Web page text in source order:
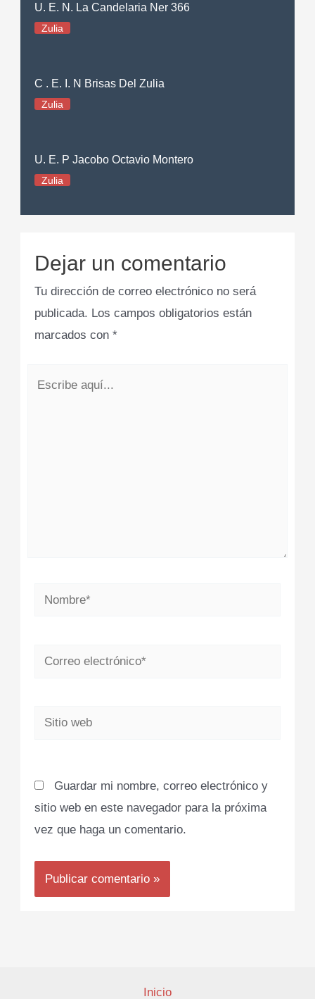
U. E. N. La Candelaria Ner 366
Zulia
C . E. I. N Brisas Del Zulia
Zulia
U. E. P Jacobo Octavio Montero
Zulia
Dejar un comentario
Tu dirección de correo electrónico no será
publicada. Los campos obligatorios están
marcados con*
Nombre*
Correo
Sitio
Guardar mi nombre, correo electrónico y
sitio web en este navegador para la próxima
vez que haga un comentario.
Inicio